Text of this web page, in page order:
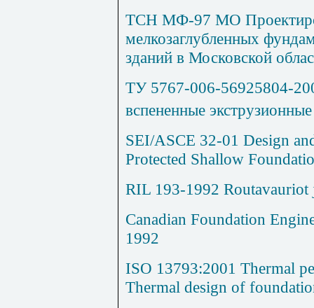
ТСН МФ-97 МО
мелкозаглубленных
зданий в Московской
ТУ 5767-006-56925804-
вспененные
SEI/ASCE 32-01 Design
Protected Shallow
RIL 193-1992 Routavauriot
Canadian Foundation
1992
ISO 13793:2001 Thermal
Thermal design of